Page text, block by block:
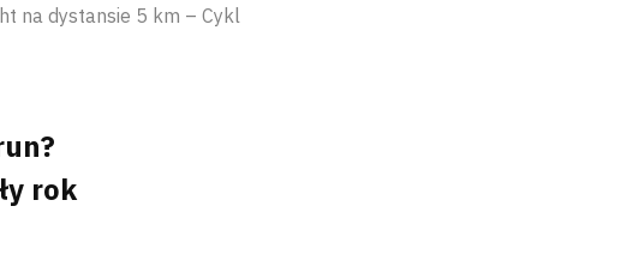
na dystansie 5 km – Cykl
rok